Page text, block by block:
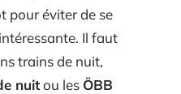
pour éviter de se
Il faut
trains de nuit,
nuitou les ÖBB